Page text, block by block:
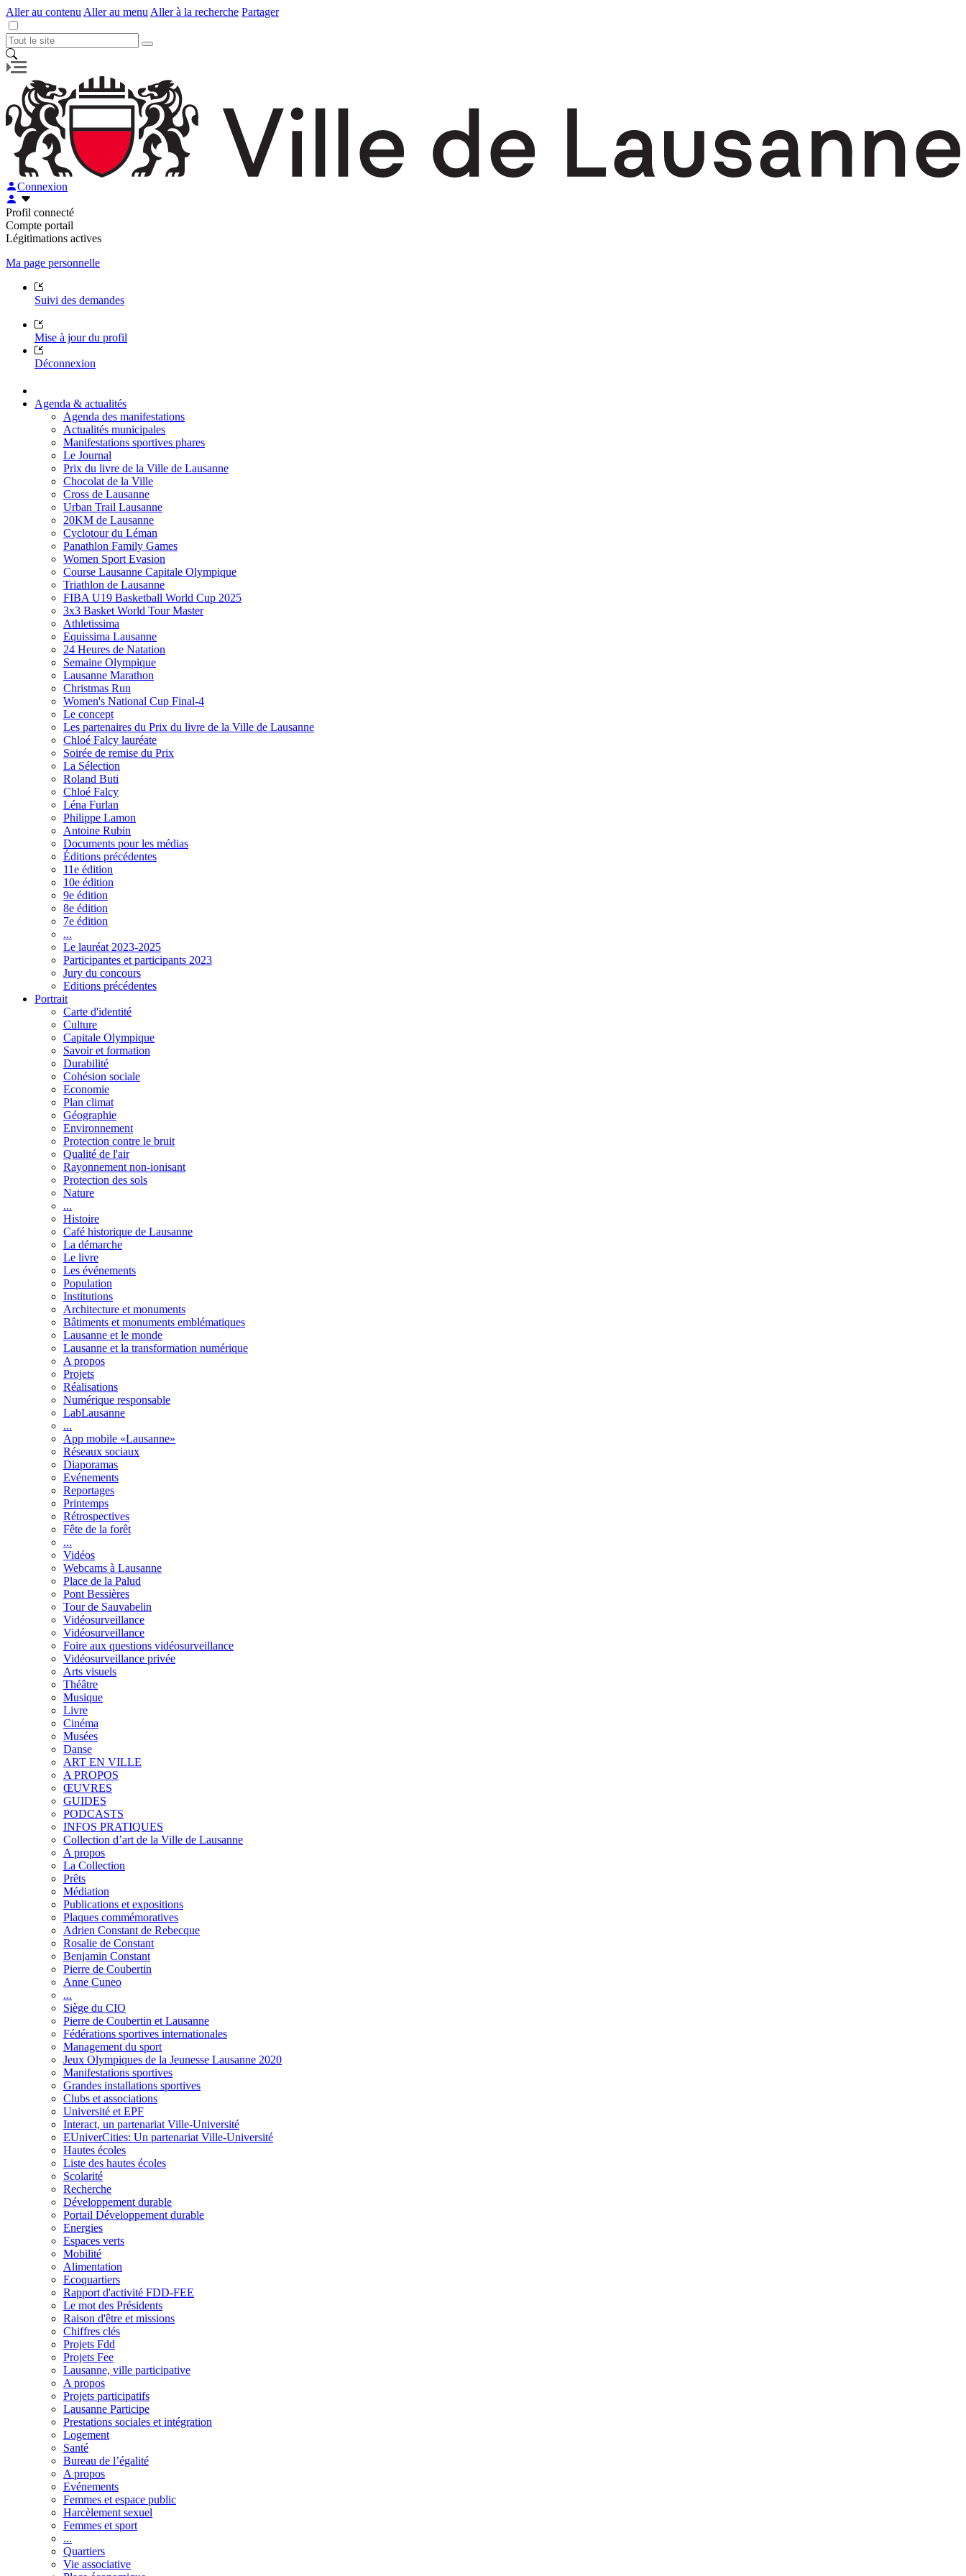
Aller au contenu Aller au menu Aller à la recherche Partager
Connexion
Profil connecté
Compte portail
Légitimations actives
Ma page personnelle
Suivi des demandes
Mise à jour du profil
Déconnexion
Agenda & actualités
Agenda des manifestations
Actualités municipales
Manifestations sportives phares
Le Journal
Prix du livre de la Ville de Lausanne
Chocolat de la Ville
Cross de Lausanne
Urban Trail Lausanne
20KM de Lausanne
Cyclotour du Léman
Panathlon Family Games
Women Sport Evasion
Course Lausanne Capitale Olympique
Triathlon de Lausanne
FIBA U19 Basketball World Cup 2025
3x3 Basket World Tour Master
Athletissima
Equissima Lausanne
24 Heures de Natation
Semaine Olympique
Lausanne Marathon
Christmas Run
Women's National Cup Final-4
Le concept
Les partenaires du Prix du livre de la Ville de Lausanne
Chloé Falcy lauréate
Soirée de remise du Prix
La Sélection
Roland Buti
Chloé Falcy
Léna Furlan
Philippe Lamon
Antoine Rubin
Documents pour les médias
Éditions précédentes
11e édition
10e édition
9e édition
8e édition
7e édition
...
Le lauréat 2023-2025
Participantes et participants 2023
Jury du concours
Editions précédentes
Portrait
Carte d'identité
Culture
Capitale Olympique
Savoir et formation
Durabilité
Cohésion sociale
Economie
Plan climat
Géographie
Environnement
Protection contre le bruit
Qualité de l'air
Rayonnement non-ionisant
Protection des sols
Nature
...
Histoire
Café historique de Lausanne
La démarche
Le livre
Les événements
Population
Institutions
Architecture et monuments
Bâtiments et monuments emblématiques
Lausanne et le monde
Lausanne et la transformation numérique
A propos
Projets
Réalisations
Numérique responsable
LabLausanne
...
App mobile «Lausanne»
Réseaux sociaux
Diaporamas
Evénements
Reportages
Printemps
Rétrospectives
Fête de la forêt
...
Vidéos
Webcams à Lausanne
Place de la Palud
Pont Bessières
Tour de Sauvabelin
Vidéosurveillance
Vidéosurveillance
Foire aux questions vidéosurveillance
Vidéosurveillance privée
Arts visuels
Théâtre
Musique
Livre
Cinéma
Musées
Danse
ART EN VILLE
A PROPOS
ŒUVRES
GUIDES
PODCASTS
INFOS PRATIQUES
Collection d’art de la Ville de Lausanne
A propos
La Collection
Prêts
Médiation
Publications et expositions
Plaques commémoratives
Adrien Constant de Rebecque
Rosalie de Constant
Benjamin Constant
Pierre de Coubertin
Anne Cuneo
...
Siège du CIO
Pierre de Coubertin et Lausanne
Fédérations sportives internationales
Management du sport
Jeux Olympiques de la Jeunesse Lausanne 2020
Manifestations sportives
Grandes installations sportives
Clubs et associations
Université et EPF
Interact, un partenariat Ville-Université
EUniverCities: Un partenariat Ville-Université
Hautes écoles
Liste des hautes écoles
Scolarité
Recherche
Développement durable
Portail Développement durable
Energies
Espaces verts
Mobilité
Alimentation
Ecoquartiers
Rapport d'activité FDD-FEE
Le mot des Présidents
Raison d'être et missions
Chiffres clés
Projets Fdd
Projets Fee
Lausanne, ville participative
A propos
Projets participatifs
Lausanne Participe
Prestations sociales et intégration
Logement
Santé
Bureau de l’égalité
A propos
Evénements
Femmes et espace public
Harcèlement sexuel
Femmes et sport
...
Quartiers
Vie associative